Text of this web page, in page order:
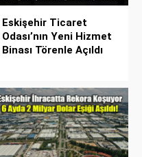
Eskişehir Ticaret
Odası’nın Yeni Hizmet
Binası Törenle Açıldı